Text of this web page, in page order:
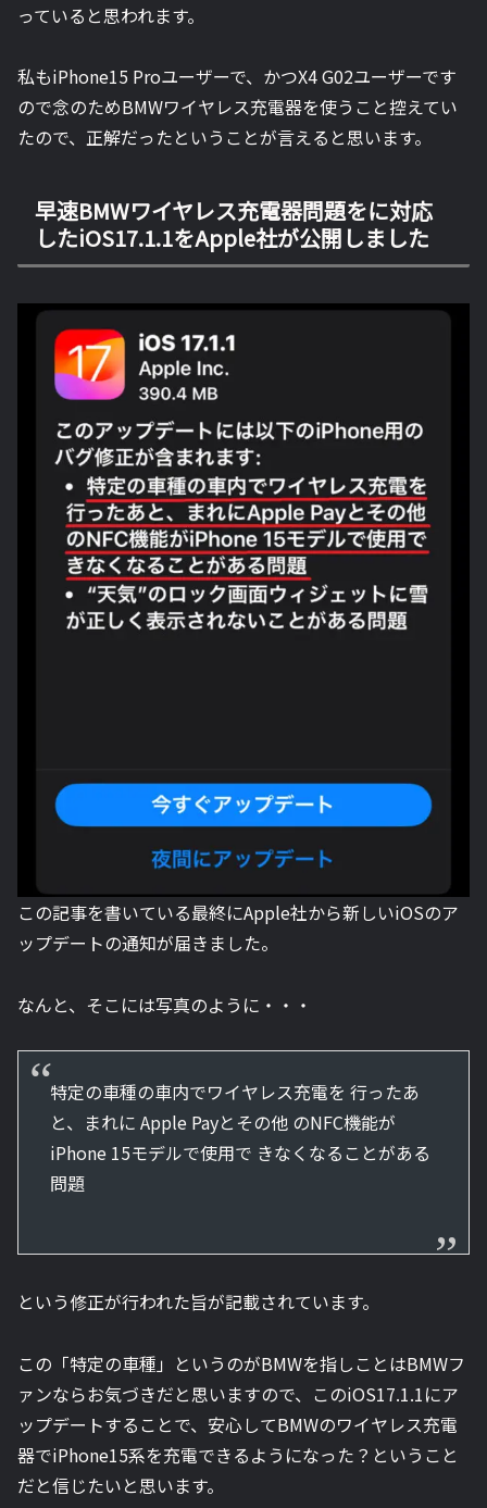
っていると思われます。
私もiPhone15 Proユーザーで、かつX4 G02ユーザーです
ので念のためBMWワイヤレス充電器を使うこと控えてい
たので、正解だったということが言えると思います。
早速BMWワイヤレス充電器問題をに対応
したiOS17.1.1をApple社が公開しました
この記事を書いている最終にApple社から新しいiOSのア
ップデートの通知が届きました。
なんと、そこには写真のように・・・
特定の車種の車内でワイヤレス充電を 行ったあ
と、まれに Apple Payとその他 のNFC機能が
iPhone 15モデルで使用で きなくなることがある
問題
という修正が行われた旨が記載されています。
この「特定の車種」というのがBMWを指しことはBMWフ
ァンならお気づきだと思いますので、このiOS17.1.1にア
ップデートすることで、安心してBMWのワイヤレス充電
器でiPhone15系を充電できるようになった？ということ
だと信じたいと思います。